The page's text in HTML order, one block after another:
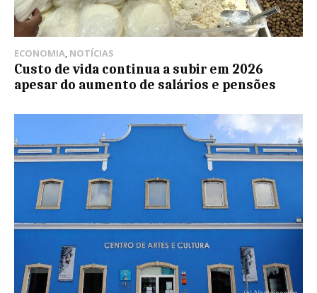
ECONOMIA, NOTÍCIAS
Custo de vida continua a subir em 2026
apesar do aumento de salários e pensões